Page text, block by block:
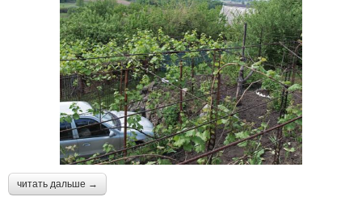
читать дальше →